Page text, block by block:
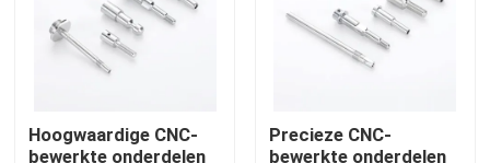
Fabriekstocht
Kwaliteitscontrole
Neem contact met ons op
Hoogwaardige CNC-
bewerkte onderdelen
Precieze CNC-
bewerkte onderdelen